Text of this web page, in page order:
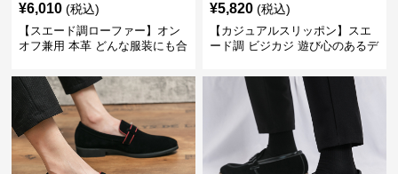
¥6,010 (税込)
【スエード調ローファー】オン
オフ兼用 本革 どんな服装にも合
供
¥5,820 (税込)
【カジュアルスリッポン】スエ
ード調 ビジカジ 遊び心のあるデ
表現